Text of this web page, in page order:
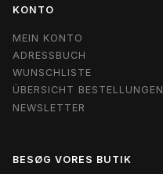
KONTO
MEIN KONTO
ADRESSBUCH
WUNSCHLISTE
ÜBERSICHT BESTELLUNGEN
NEWSLETTER
BESØG VORES BUTIK